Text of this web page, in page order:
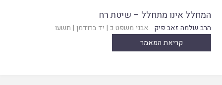
המחלל אינו מתחלל – שיטת רח
הרב שלמה זאב פיק אבני משפט כ | יד ברודמן | תשעו
קריאת המאמר